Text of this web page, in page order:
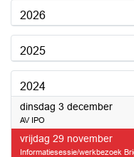
2026
2025
2024
dinsdag 3 december2024
AV IPO
vrijdag 29 november2024
Informatiesessie/werkbezoek